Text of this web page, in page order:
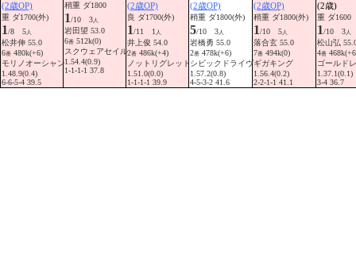
(2歳OP)
重 ダ1700(外)
1/8 5人
松井伸 55.0
6番 480k(+6)
モリノオーシャン
1.48.9(0.4)
6-6-5-4 39.5
稍重 ダ1800
1/10 3人
岩田望 53.0
6番 512k(0)
スクウェアセイル
1.54.4(0.9)
1-1-1-1 37.8
(2歳OP)
良 ダ1700(外)
1/11 1 人
井上俊 54.0
2番 486k(+4)
ノットリグレット
1.51.0(0.0)
1-1-1-1 39.9
(2歳OP)
稍重 ダ1800(外)
5/10 3人
岩橋勇 55.0
2番 478k(+6)
シビックドライヴ
1.57.2(0.8)
4-5-3-2 41.6
(2歳OP)
稍重 ダ1800(外)
1/10 5人
落合玄 55.0
7番 494k(0)
ギガキング
1.56.4(0.2)
2-2-1-1 41.1
(2歳)
重 ダ1600
1/10 3人
松山弘
4番
ゴールド
1.37.1(0.1)
3-4 36.7